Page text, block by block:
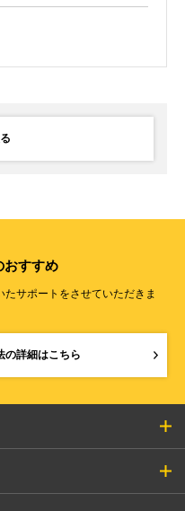
おすすめ
サポートをさせていただきま
の詳細はこちら